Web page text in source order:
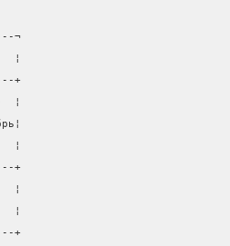
¬
¦
+
¦
¦
+
¦
¦
+